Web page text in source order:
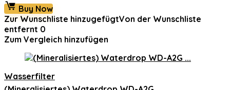
Buy Now
Zur Wunschliste hinzugefügtVon der Wunschliste
entfernt 0
Zum Vergleich hinzufügen
Wasserfilter